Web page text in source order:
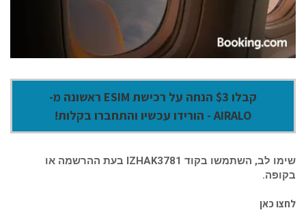
קבלו $3 הנחה על רכישת ESIM ראשונה מ-
AIRALO - הורידו עכשיו והתחברו בקלות!
שימו לב, השתמשו בקוד IZHAK3781 בעת ההרשמה או
בקופה.
לחצו כאן